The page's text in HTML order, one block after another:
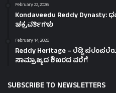
February 22, 2026
Kondaveedu Reddy
ಚಕ್ರವರ್ತಿಗಳು
February 14, 2026
Reddy Heritage – ರೆಡ್ಡಿ
ಸಾಮ್ರಾಜ್ಯದ ಶಿಖರದ ವರೆಗೆ
SUBSCRIBE TO NEWSLETTERS